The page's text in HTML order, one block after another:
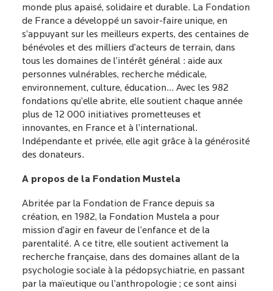
monde plus apaisé, solidaire et durable. La Fondation
de France a développé un savoir-faire unique, en
s’appuyant sur les meilleurs experts, des centaines de
bénévoles et des milliers d’acteurs de terrain, dans
tous les domaines de l’intérêt général : aide aux
personnes vulnérables, recherche médicale,
environnement, culture, éducation… Avec les 982
fondations qu’elle abrite, elle soutient chaque année
plus de 12 000 initiatives prometteuses et
innovantes, en France et à l’international.
Indépendante et privée, elle agit grâce à la générosité
des donateurs.
A propos de la Fondation Mustela
Abritée par la Fondation de France depuis sa
création, en 1982, la Fondation Mustela a pour
mission d’agir en faveur de l’enfance et de la
parentalité. A ce titre, elle soutient activement la
recherche française, dans des domaines allant de la
psychologie sociale à la pédopsychiatrie, en passant
par la maïeutique ou l’anthropologie ; ce sont ainsi